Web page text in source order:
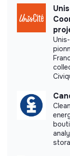
Did not yet